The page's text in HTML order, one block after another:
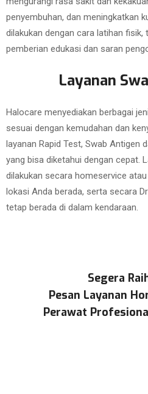
penyembuhan, dan meningkatkan
dilakukan dengan cara latihan fisik,
pemberian edukasi dan saran
Layanan
Halocare menyediakan berbagai
sesuai dengan kemudahan dan
layanan Rapid Test, Swab Antigen
yang bisa diketahui dengan cepat.
dilakukan secara homeservice
lokasi Anda berada, serta secara
tetap berada di dalam kendaraan.
Segera
Pesan Layanan
Perawat